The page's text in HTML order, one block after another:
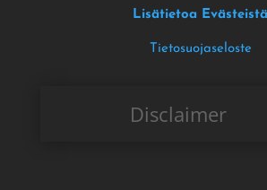
Lisätietoa Evästeistä
Tietosuojaseloste
Disclaimer